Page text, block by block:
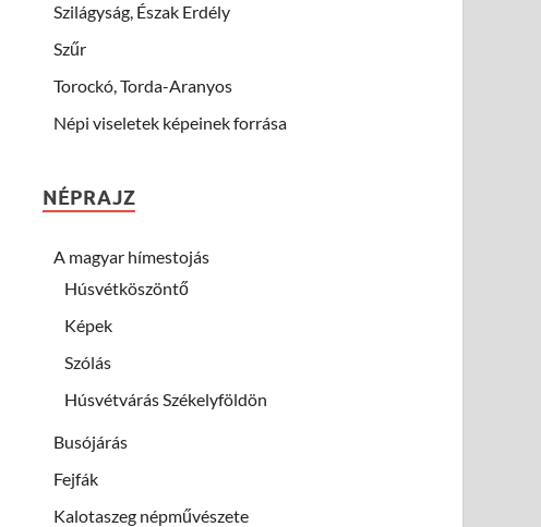
Szilágyság, Észak Erdély
Szűr
Torockó, Torda-Aranyos
Népi viseletek képeinek forrása
NÉPRAJZ
A magyar hímestojás
Húsvétköszöntő
Képek
Szólás
Húsvétvárás Székelyföldön
Busójárás
Fejfák
Kalotaszeg népművészete